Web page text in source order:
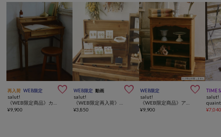
再入荷 WEB限定 
salut!
¥9,900
WEB限定 動画 
salut!
¥3,850
WEB限定 
salut!
¥9,900
TIME
salut!
¥